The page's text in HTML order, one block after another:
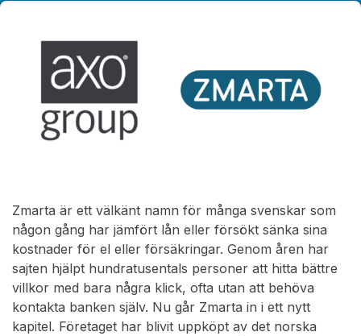
Zmarta är ett välkänt namn för många svenskar som
någon gång har jämfört lån eller försökt sänka sina
kostnader för el eller försäkringar. Genom åren har
sajten hjälpt hundratusentals personer att hitta bättre
villkor med bara några klick, ofta utan att behöva
kontakta banken själv. Nu går Zmarta in i ett nytt
kapitel. Företaget har blivit uppköpt av det norska